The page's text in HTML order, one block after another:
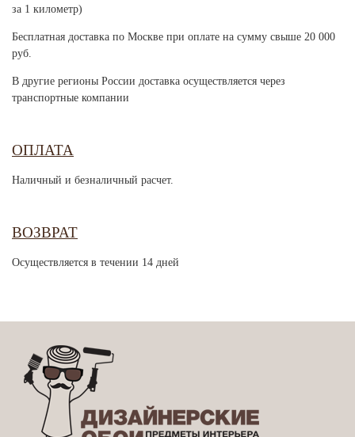
за 1 километр)
Бесплатная доставка по Москве при оплате на сумму свыше 20 000
руб.
В другие регионы России доставка осуществляется через
транспортные компании
ОПЛАТА
Наличный и безналичный расчет.
ВОЗВРАТ
Осуществляется в течении 14 дней